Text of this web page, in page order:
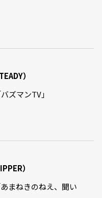
）
ズマンTV」
）
まねきのねえ、聞い